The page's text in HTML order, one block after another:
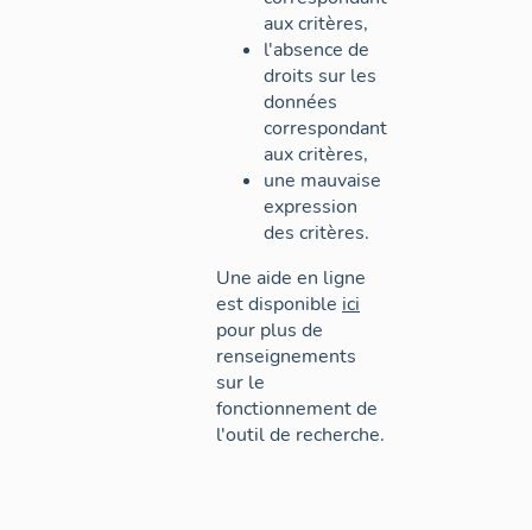
aux critères,
l'absence de
droits sur les
données
correspondant
aux critères,
une mauvaise
expression
des critères.
Une aide en ligne
est disponible ici
pour plus de
renseignements
sur le
fonctionnement de
l'outil de recherche.